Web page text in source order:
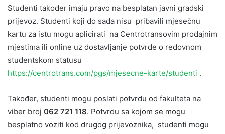
Studenti također imaju pravo na besplatan javni gradski
prijevoz. Studenti koji do sada nisu pribavili mjesečnu
kartu za istu mogu aplicirati na Centrotransovim prodajnim
mjestima ili online uz dostavljanje potvrde o redovnom
studentskom statusu
https://centrotrans.com/pgs/mjesecne-karte/studenti .
Također, studenti mogu poslati potvrdu od fakulteta na
viber broj 062 721 118. Potvrdu sa kojom se mogu
besplatno voziti kod drugog prijevoznika, studenti mogu